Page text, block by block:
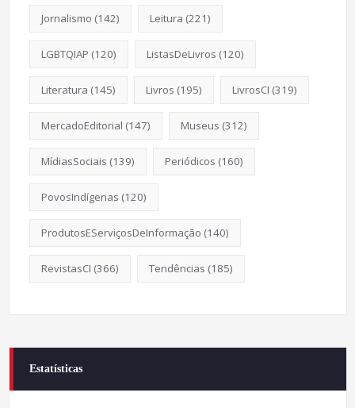
Jornalismo (142) Leitura (221)
LGBTQIAP (120) ListasDeLivros (120)
Literatura (145) Livros (195) LivrosCI (319)
MercadoEditorial (147) Museus (312)
MídiasSociais (139) Periódicos (160)
PovosIndígenas (120)
ProdutosEServiçosDeInformação (140)
RevistasCI (366) Tendências (185)
Estatísticas